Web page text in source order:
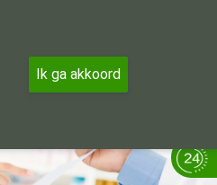
Ik ga akkoord